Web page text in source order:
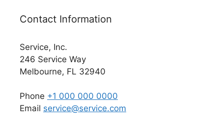
Contact Information
Service, Inc.
246 Service Way
Melbourne, FL 32940
Phone +1 000 000 0000
Email service@service.com